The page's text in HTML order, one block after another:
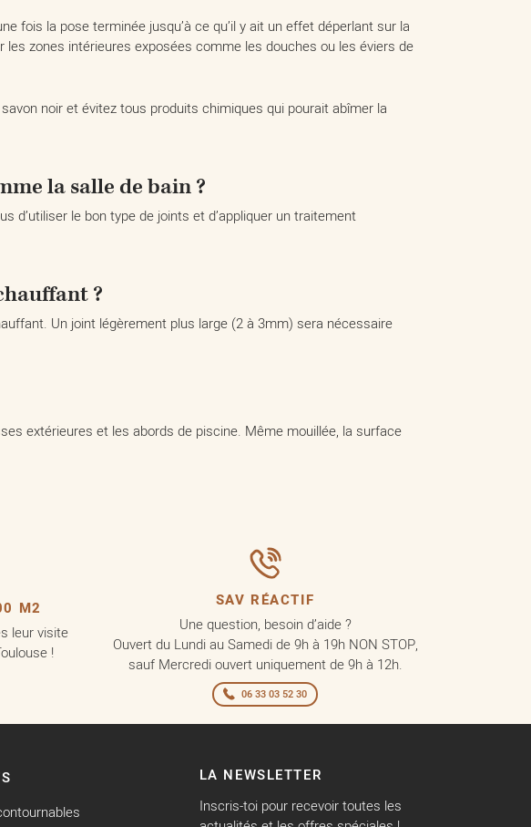
fois la pose terminée jusqu’à ce qu’il y ait un effet déperlant sur la
zones intérieures exposées comme les douches ou les éviers de
noir et évitez tous produits chimiques qui pourait abîmer la
la salle de bain ?
d’utiliser le bon type de joints et d’appliquer un traitement
?
Un joint légèrement plus large (2 à 3mm) sera nécessaire
extérieures et les abords de piscine. Même mouillée, la surface
M2
leur visite
!
SAV RÉACTIF
Une question, besoin d’aide ?
Ouvert du Lundi au Samedi de 9h à 19h NON STOP,
sauf Mercredi ouvert uniquement de 9h à 12h.
06 33 03 52 30
LA NEWSLETTER
Inscris-toi pour recevoir toutes les